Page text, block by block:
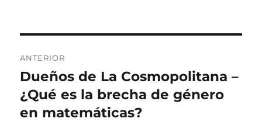
de
entradas
ANTERIOR
Entrada
anterior:
Dueños de La Cosmopolitana –
¿Qué es la brecha de género
en matemáticas?